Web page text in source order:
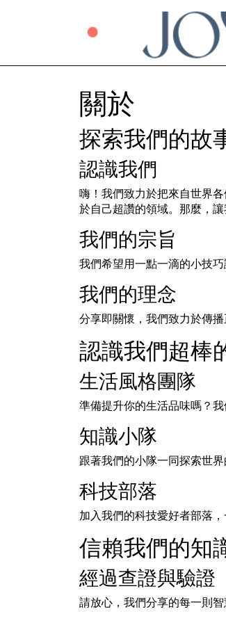
關於
探索我們的故
認識我們
嗨！我們致力於把來自世界
於自己超讚的領域。那麼，讓
我們的宗旨
我們希望用一點一滴的小技
我們的理念
分享即關懷，我們致力於傳
認識我們超棒
生活風格團隊
準備提升你的生活品味嗎？
知識小隊
跟著我們的小隊一同探索世
科技部落
加入我們的科技愛好者部落
信賴我們的知
經過查證與驗證
請放心，我們分享的每一則